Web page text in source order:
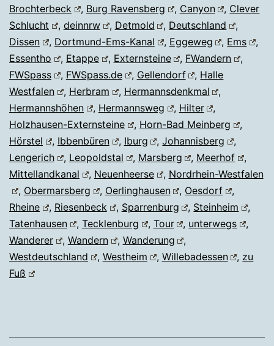
Brochterbeck
, Burg Ravensberg , Canyon , Clever
Schlucht
, deinnrw , Detmold , Deutschland
,
Dissen
, Dortmund-Ems-Kanal , Eggeweg , Ems
,
Essentho
, Etappe , Externsteine , FWandern
,
FWSpass
, FWSpass.de , Gellendorf , Halle
Westfalen
, Herbram , Hermannsdenkmal
,
Hermannshöhen
, Hermannsweg , Hilter
,
Holzhausen-Externsteine
, Horn-Bad Meinberg
,
Hörstel
, Ibbenbüren , Iburg ,Johannisberg
,
Lengerich
, Leopoldstal , Marsberg , Meerhof
,
Mittellandkanal
, Neuenheerse , Nordrhein-Westfalen
, Obermarsberg , Oerlinghausen , Oesdorf
,
Rheine
, Riesenbeck , Sparrenburg , Steinheim
,
Tatenhausen
, Tecklenburg , Tour , unterwegs
,
Wanderer
, Wandern , Wanderung
,
Westdeutschland
, Westheim , Willebadessen , zu
Fuß